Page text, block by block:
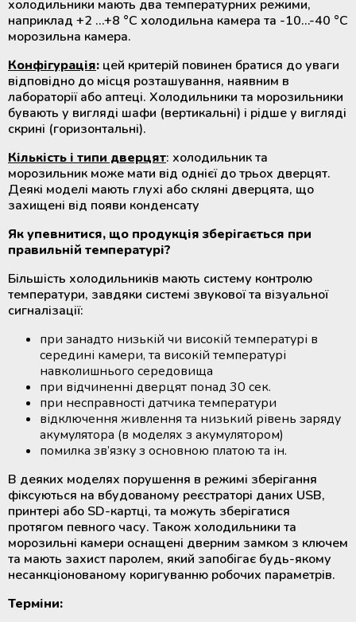
холодильники мають два температурних режими,
наприклад +2 …+8 °C холодильна камера та -10…-40 °C
морозильна камера.
Конфігурація: цей критерій повинен братися до уваги
відповідно до місця розташування, наявним в
лабораторії або аптеці. Холодильники та морозильники
бувають у вигляді шафи (вертикальні) і рідше у вигляді
скрині (горизонтальні).
Кількість і типи дверцят: холодильник та
морозильник може мати від однієї до трьох дверцят.
Деякі моделі мають глухі або скляні дверцята, що
захищені від появи конденсату
Як упевнитися, що продукція зберігається при
правильній температурі?
Більшість холодильників мають систему контролю
температури, завдяки системі звукової та візуальної
сигналізації:
при занадто низькій чи високій температурі в
середині камери, та високій температурі
навколишнього середовища
при відчиненні дверцят понад 30 сек.
при несправності датчика температури
відключення живлення та низький рівень заряду
акумулятора (в моделях з акумулятором)
помилка зв’язку з основною платою та ін.
В деяких моделях порушення в режимі зберігання
фіксуються на вбудованому реєстраторі даних USB,
принтері або SD-картці, та можуть зберігатися
протягом певного часу. Також холодильники та
морозильні камери оснащені дверним замком з ключем
та мають захист паролем, який запобігає будь-якому
несанкціонованому коригуванню робочих параметрів.
Терміни: